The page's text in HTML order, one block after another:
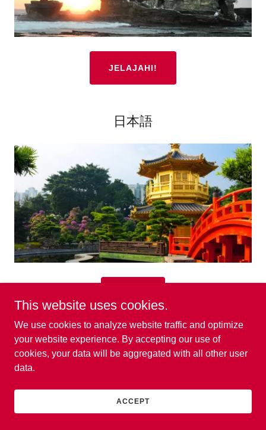
JELAJAHI!
日本語
Português
This website uses cookies.
We use cookies to analyze website traffic and optimize
your website experience. By accepting our use of
cookies, your data will be aggregated with all other user
data.
ACCEPT